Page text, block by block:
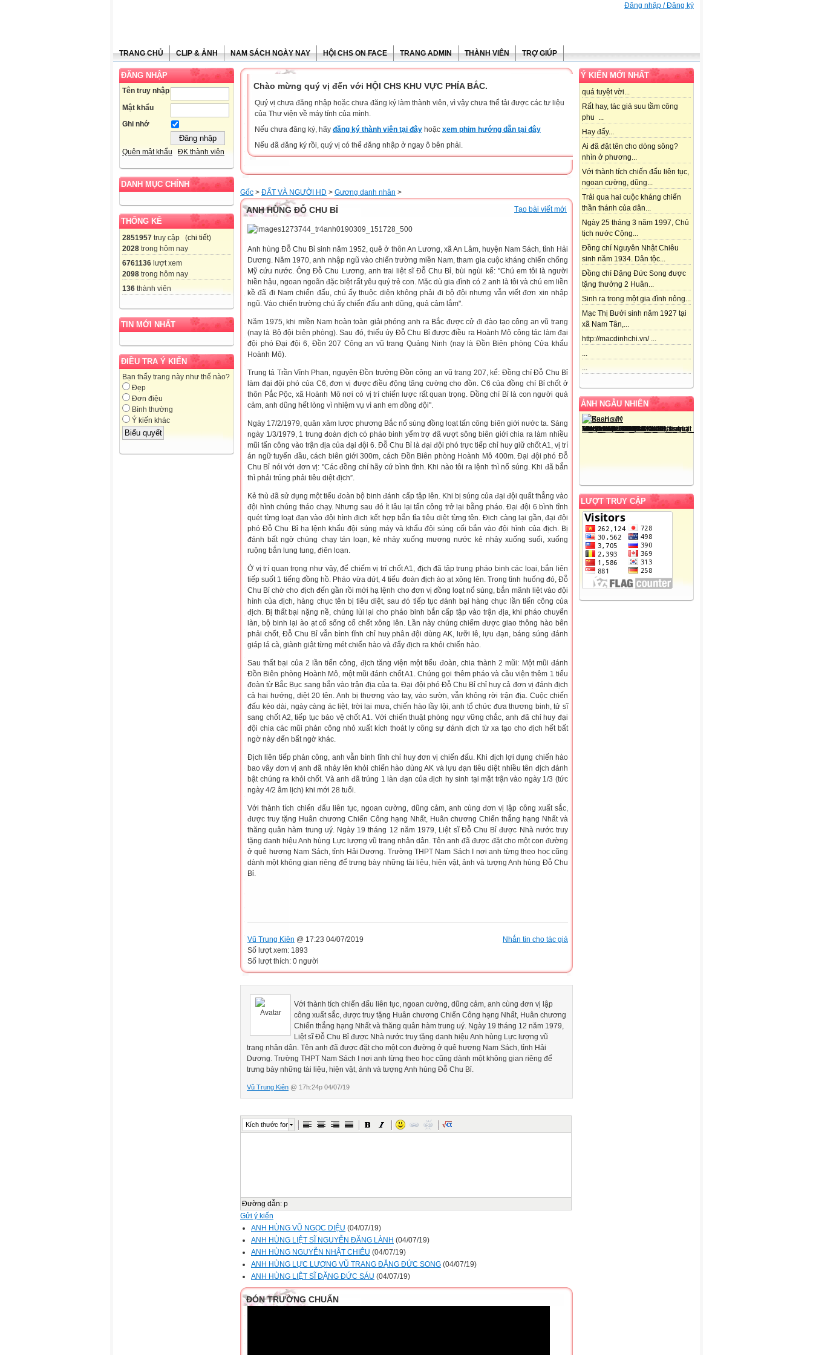
Đăng nhập / Đăng ký
TRANG CHỦ CLIP & ẢNH NAM SÁCH NGÀY NAY HỘI CHS ON FACE TRANG ADMIN THÀNH VIÊN TRỢ GIÚP
ĐĂNG NHẬP
Tên truy nhập
Mật khẩu
Ghi nhớ
Quên mật khẩu ĐK thành viên
DANH MỤC CHÍNH
THỐNG KÊ
2851957 truy cập (chi tiết)
2028 trong hôm nay
6761136 lượt xem
2098 trong hôm nay
136 thành viên
TIN MỚI NHẤT
ĐIỀU TRA Ý KIẾN
Bạn thấy trang này như thế nào?
Đẹp
Đơn điệu
Bình thường
Ý kiến khác
Ý KIẾN MỚI NHẤT
quá tuyệt vời...
Rất hay, tác giả suu tầm công
phu ...
Hay đấy...
Ai đã đặt tên cho dòng sông?
nhìn ở phương...
Với thành tích chiến đấu liên tục,
ngoan cường, dũng...
Trải qua hai cuộc kháng chiến
thần thánh của dân...
Ngày 25 tháng 3 năm 1997, Chủ
tịch nước Cộng...
Đồng chí Nguyên Nhật Chiêu
sinh năm 1934. Dân tộc...
Đồng chí Đặng Đức Song được
tặng thưởng 2 Huân...
Sinh ra trong một gia đình nông...
Mạc Thị Bưởi sinh năm 1927 tại
xã Nam Tân,...
http://macdinhchi.vn/ ...
...
...
ẢNH NGẪU NHIÊN
LƯỢT TRUY CẬP
Chào mừng quý vị đến với HỘI CHS KHU VỰC PHÍA BẮC.
Quý vị chưa đăng nhập hoặc chưa đăng ký làm thành viên, vì vậy chưa thể tải được các tư liệu
của Thư viện về máy tính của mình.
Nếu chưa đăng ký, hãy đăng ký thành viên tại đây hoặc xem phim hướng dẫn tại đây
Nếu đã đăng ký rồi, quý vị có thể đăng nhập ở ngay ô bên phải.
Gốc > ĐẤT VÀ NGƯỜI HD > Gương danh nhân >
Tạo bài viết mới
ANH HÙNG ĐỖ CHU BỈ
Anh hùng Đỗ Chu Bỉ sinh năm 1952, quê ở thôn An Lương, xã An Lâm, huyện Nam Sách, tỉnh Hải
Dương. Năm 1970, anh nhập ngũ vào chiến trường miền Nam, tham gia cuộc kháng chiến chống
Mỹ cứu nước. Ông Đỗ Chu Lương, anh trai liệt sĩ Đỗ Chu Bỉ, bùi ngùi kể: "Chú em tôi là người
hiền hậu, ngoan ngoãn đặc biệt rất yêu quý trẻ con. Mặc dù gia đình có 2 anh là tôi và chú em liền
kề đã đi Nam chiến đấu, chú ấy thuộc diện không phải đi bộ đội nhưng vẫn viết đơn xin nhập
ngũ. Vào chiến trường chú ấy chiến đấu anh dũng, quả cảm lắm".
Năm 1975, khi miền Nam hoàn toàn giải phóng anh ra Bắc được cử đi đào tạo công an vũ trang
(nay là Bộ đội biên phòng). Sau đó, thiếu úy Đỗ Chu Bỉ được điều ra Hoành Mô công tác làm đại
đội phó Đại đội 6, Đồn 207 Công an vũ trang Quảng Ninh (nay là Đồn Biên phòng Cửa khẩu
Hoành Mô).
Trung tá Trần Vĩnh Phan, nguyên Đồn trưởng Đồn công an vũ trang 207, kể: Đồng chí Đỗ Chu Bỉ
làm đại đội phó của C6, đơn vị được điều động tăng cường cho đồn. C6 của đồng chí Bỉ chốt ở
thôn Pắc Pộc, xã Hoành Mô nơi có vị trí chiến lược rất quan trọng. Đồng chí Bỉ là con người quả
cảm, anh dũng hết lòng vì nhiệm vụ vì anh em đồng đội".
Ngày 17/2/1979, quân xâm lược phương Bắc nổ súng đồng loạt tấn công biên giới nước ta. Sáng
ngày 1/3/1979, 1 trung đoàn địch có pháo binh yểm trợ đã vượt sông biên giới chia ra làm nhiều
mũi tấn công vào trận địa của đại đội 6. Đỗ Chu Bỉ là đại đội phó trực tiếp chỉ huy giữ chốt A1, vị trí
án ngữ tuyến đầu, cách biên giới 300m, cách Đồn Biên phòng Hoành Mô 400m. Đại đội phó Đỗ
Chu Bỉ nói với đơn vị: "Các đồng chí hãy cứ bình tĩnh. Khi nào tôi ra lệnh thì nổ súng. Khi đã bắn
thì phải trúng phải tiêu diệt địch”.
Kẻ thù đã sử dụng một tiểu đoàn bộ binh đánh cấp tập lên. Khi bị súng của đại đội quất thẳng vào
đội hình chúng tháo chạy. Nhưng sau đó ít lâu lại tấn công trở lại bằng pháo. Đại đội 6 bình tĩnh
quét từng loạt đạn vào đội hình địch kết hợp bắn tỉa tiêu diệt từng tên. Địch càng lại gần, đại đội
phó Đỗ Chu Bỉ hạ lệnh khẩu đội súng máy và khẩu đội súng cối bắn vào đội hình của địch. Bị
đánh bất ngờ chúng chạy tán loạn, kẻ nhảy xuống mương nước kẻ nhảy xuống suối, xuống
ruộng bắn lung tung, điên loạn.
Ở vị trí quan trọng như vậy, để chiếm vị trí chốt A1, địch đã tập trung pháo binh các loại, bắn liên
tiếp suốt 1 tiếng đồng hồ. Pháo vừa dứt, 4 tiểu đoàn địch ào ạt xông lên. Trong tình huống đó, Đỗ
Chu Bỉ chờ cho địch đến gần rồi mới hạ lệnh cho đơn vị đồng loạt nổ súng, bắn mãnh liệt vào đội
hình của địch, hàng chục tên bị tiêu diệt, sau đó tiếp tục đánh bại hàng chục lần tiến công của
địch. Bị thất bại nặng nề, chúng lùi lại cho pháo binh bắn cấp tập vào trận địa, khi pháo chuyển
làn, bộ binh lại ào ạt cố sống cố chết xông lên. Lần này chúng chiếm được giao thông hào bên
phải chốt, Đỗ Chu Bỉ vẫn bình tĩnh chỉ huy phân đội dùng AK, lưỡi lê, lựu đạn, báng súng đánh
giáp lá cà, giành giật từng mét chiến hào và đẩy địch ra khỏi chiến hào.
Sau thất bại của 2 lần tiến công, địch tăng viện một tiểu đoàn, chia thành 2 mũi: Một mũi đánh
Đồn Biên phòng Hoành Mô, một mũi đánh chốt A1. Chúng gọi thêm pháo và cầu viện thêm 1 tiểu
đoàn từ Bắc Bục sang bắn vào trận địa của ta. Đại đội phó Đỗ Chu Bỉ chỉ huy cả đơn vị đánh địch
cả hai hướng, diệt 20 tên. Anh bị thương vào tay, vào sườn, vẫn không rời trận địa. Cuộc chiến
đấu kéo dài, ngày càng ác liệt, trời lại mưa, chiến hào lầy lội, anh tổ chức đưa thương binh, tử sĩ
sang chốt A2, tiếp tục bảo vệ chốt A1. Với chiến thuật phòng ngự vững chắc, anh đã chỉ huy đại
đội chia các mũi phản công nhỏ xuất kích thoát ly công sự đánh địch từ xa tạo cho địch hết bất
ngờ này đến bất ngờ khác.
Địch liên tiếp phản công, anh vẫn bình tĩnh chỉ huy đơn vị chiến đấu. Khi địch lợi dụng chiến hào
bao vây đơn vị anh đã nhảy lên khỏi chiến hào dùng AK và lựu đạn tiêu diệt nhiều tên địch đánh
bật chúng ra khỏi chốt. Và anh đã trúng 1 làn đạn của địch hy sinh tại mặt trận vào ngày 1/3 (tức
ngày 4/2 âm lịch) khi mới 28 tuổi.
Với thành tích chiến đấu liên tục, ngoan cường, dũng cảm, anh cùng đơn vị lập công xuất sắc,
được truy tặng Huân chương Chiến Công hạng Nhất, Huân chương Chiến thắng hạng Nhất và
thăng quân hàm trung uý. Ngày 19 tháng 12 năm 1979, Liệt sĩ Đỗ Chu Bỉ được Nhà nước truy
tặng danh hiệu Anh hùng Lực lượng vũ trang nhân dân. Tên anh đã được đặt cho một con đường
ở quê hương Nam Sách, tỉnh Hải Dương. Trường THPT Nam Sách I nơi anh từng theo học cũng
dành một không gian riêng để trưng bày những tài liệu, hiện vật, ảnh và tượng Anh hùng Đỗ Chu
Bỉ.
Nhắn tin cho tác giả
Vũ Trung Kiên @ 17:23 04/07/2019
Số lượt xem: 1893
Số lượt thích: 0 người
Với thành tích chiến đấu liên tục, ngoan cường, dũng cảm, anh cùng đơn vị lập
công xuất sắc, được truy tặng Huân chương Chiến Công hạng Nhất, Huân chương
Chiến thắng hạng Nhất và thăng quân hàm trung uý. Ngày 19 tháng 12 năm 1979,
Liệt sĩ Đỗ Chu Bỉ được Nhà nước truy tặng danh hiệu Anh hùng Lực lượng vũ
trang nhân dân. Tên anh đã được đặt cho một con đường ở quê hương Nam Sách, tỉnh Hải
Dương. Trường THPT Nam Sách I nơi anh từng theo học cũng dành một không gian riêng để
trưng bày những tài liệu, hiện vật, ảnh và tượng Anh hùng Đỗ Chu Bỉ.
Vũ Trung Kiên @ 17h:24p 04/07/19
Kích thước font
Đường dẫn: p
Gửi ý kiến
ANH HÙNG VŨ NGỌC DIỆU (04/07/19)
ANH HÙNG LIỆT SĨ NGUYỄN ĐĂNG LÀNH (04/07/19)
ANH HÙNG NGUYỄN NHẬT CHIÊU (04/07/19)
ANH HÙNG LỰC LƯỢNG VŨ TRANG ĐẶNG ĐỨC SONG (04/07/19)
ANH HÙNG LIỆT SĨ ĐẶNG ĐỨC SÁU (04/07/19)
ĐÓN TRƯỜNG CHUẨN